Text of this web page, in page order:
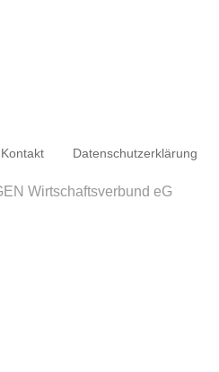
Kontakt Datenschutzerklärung
Wirtschaftsverbund eG